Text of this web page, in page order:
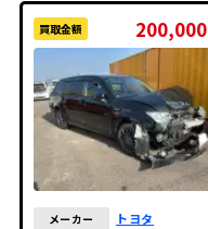
買取金額 200,000
メーカー トヨタ